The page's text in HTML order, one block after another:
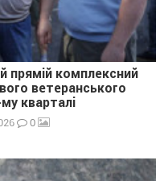
прямій комплексний
ветеранського
кварталі
0